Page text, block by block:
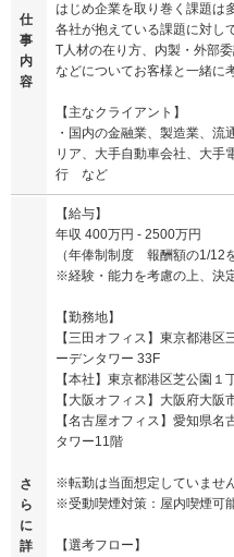
仕
事
内
容
はじめ企業を取り巻く課題は
各社が抱えている課題に対し
T人材の在り方、内製・外部
などについてお客様と一緒に
【主なクライアント】
・国内の金融業、製造業、流
リア、大手自動車会社、大手
行 など
さ
ら
に
詳
【給与】
年収 400万円 - 2500万円
（年俸制制度 報酬額の1/12
※経験・能力を考慮の上、決
【勤務地】
【三田オフィス】東京都港
ーデンタワー 33F
【本社】東京都港区芝公園
【大阪オフィス】大阪府大
【名古屋オフィス】愛知県
タワー11階
※転勤は当面想定していません
※受動喫煙対策：屋内喫煙可
【選考フロー】